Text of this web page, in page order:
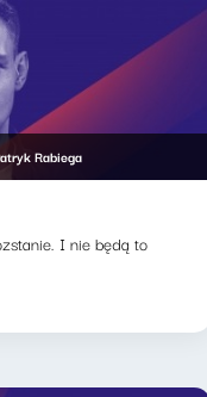
Rabiega
I nie będą to